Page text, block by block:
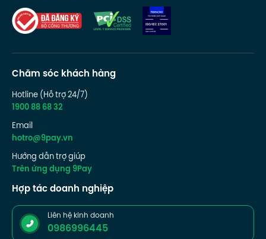
Chăm sóc khách hàng
Hotline (Hỗ trợ 24/7)
1900 88 68 32
Email
hotro@9pay.vn
Hướng dẫn trợ giúp
Trên ứng dụng 9Pay
Hợp tác doanh nghiệp
Liên hệ kinh doanh
0986996445